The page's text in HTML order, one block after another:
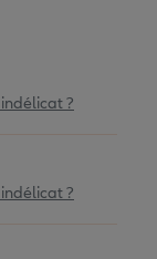
?
?